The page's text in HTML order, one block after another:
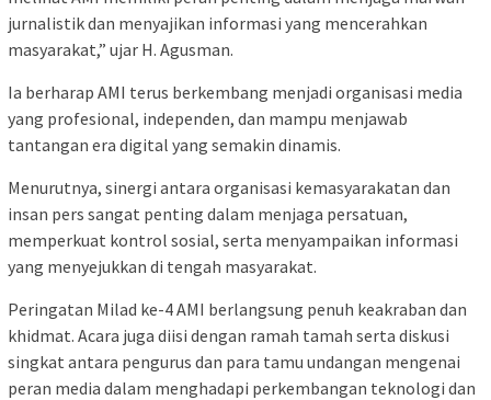
jurnalistik dan menyajikan informasi yang mencerahkan
masyarakat,” ujar H. Agusman.
Ia berharap AMI terus berkembang menjadi organisasi media
yang profesional, independen, dan mampu menjawab
tantangan era digital yang semakin dinamis.
Menurutnya, sinergi antara organisasi kemasyarakatan dan
insan pers sangat penting dalam menjaga persatuan,
memperkuat kontrol sosial, serta menyampaikan informasi
yang menyejukkan di tengah masyarakat.
Peringatan Milad ke-4 AMI berlangsung penuh keakraban dan
khidmat. Acara juga diisi dengan ramah tamah serta diskusi
singkat antara pengurus dan para tamu undangan mengenai
peran media dalam menghadapi perkembangan teknologi dan